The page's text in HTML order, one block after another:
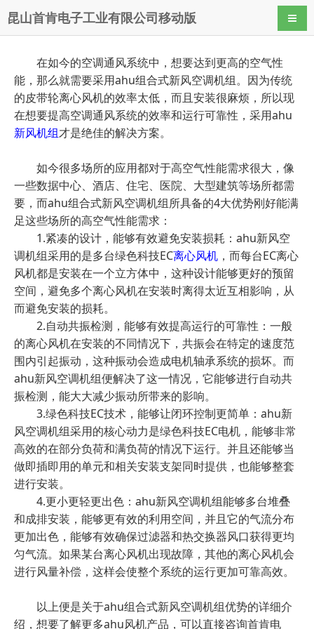
昆山首肯电子工业有限公司移动版 导航
在如今的空调通风系统中，想要达到更高的空气性
能，那么就需要采用ahu组合式新风空调机组。因为传统
的皮带轮离心风机的效率太低，而且安装很麻烦，所以现
在想要提高空调通风系统的效率和运行可靠性，采用ahu
新风机组才是绝佳的解决方案。
如今很多场所的应用都对于高空气性能需求很大，像
一些数据中心、酒店、住宅、医院、大型建筑等场所都需
要，而ahu组合式新风空调机组所具备的4大优势刚好能满
足这些场所的高空气性能需求：
1.紧凑的设计，能够有效避免安装损耗：ahu新风空
调机组采用的是多台绿色科技EC离心风机 ，而每台EC离心
风机都是安装在一个立方体中，这种设计能够更好的预留
空间，避免多个离心风机在安装时离得太近互相影响，从
而避免安装的损耗。
2.自动共振检测，能够有效提高运行的可靠性：一般
的离心风机在安装的不同情况下，共振会在特定的速度范
围内引起振动，这种振动会造成电机轴承系统的损坏。而
ahu新风空调机组便解决了这一情况，它能够进行自动共
振检测，能大大减少振动所带来的影响。
3.绿色科技EC技术，能够让闭环控制更简单：ahu新
风空调机组采用的核心动力是绿色科技EC电机，能够非常
高效的在部分负荷和满负荷的情况下运行。并且还能够当
做即插即用的单元和相关安装支架同时提供，也能够整套
进行安装。
4.更小更轻更出色：ahu新风空调机组能够多台堆叠
和成排安装，能够更有效的利用空间，并且它的气流分布
更加出色，能够有效确保过滤器和热交换器风口获得更均
匀气流。如果某台离心风机出现故障，其他的离心风机会
进行风量补偿，这样会使整个系统的运行更加可靠高效。
以上便是关于ahu组合式新风空调机组优势的详细介
绍，想要了解更多ahu风机产品，可以直接咨询首肯电